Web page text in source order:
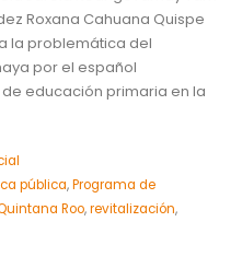
Roxana Cahuana Quispe
la problemática del
por el español
educación primaria en la
pública,Programa de
Roo,revitalización,